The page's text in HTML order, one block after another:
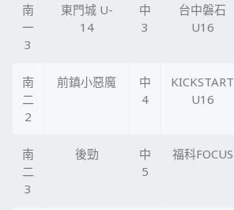
南
一
3
東門城 U-
14
中
3
台中磐石
U16
南
二
2
前鎮小惡魔
中
4
KICKSTART
U16
南
二
3
後勁
中
5
福科FOCUS